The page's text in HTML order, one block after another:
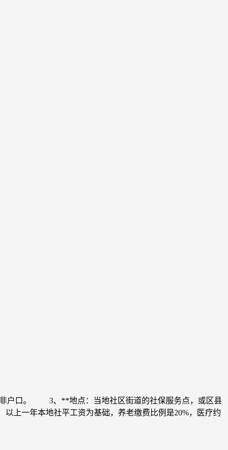
户口。 3、**地点：当地社区街道的社保服务点，或区县
一年本地社平工资为基础，养老缴费比例是20%，医疗约